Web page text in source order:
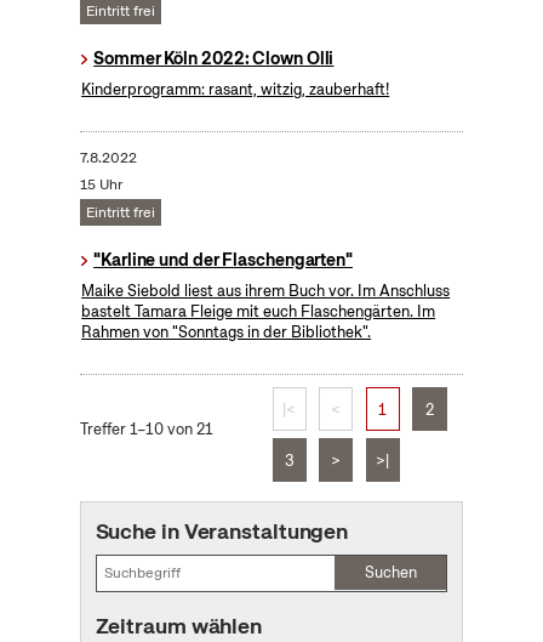
Eintritt frei
Sommer Köln 2022: Clown Olli
Kinderprogramm: rasant, witzig, zauberhaft!
7.8.2022
15 Uhr
Eintritt frei
"Karline und der Flaschengarten"
Maike Siebold liest aus ihrem Buch vor. Im Anschluss
bastelt Tamara Fleige mit euch Flaschengärten. Im
Rahmen von "Sonntags in der Bibliothek".
Treffer 1–10 von 21
|< < 1 2
3 > >|
Suche in Veranstaltungen
Suchen
Zeitraum wählen